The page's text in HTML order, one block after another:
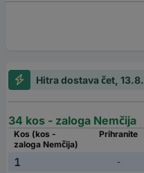
Hitra dostava čet, 13.8.
34 kos - zaloga Nemčija
Kos (kos -
zaloga Nemčija)
Prihranite
1 -